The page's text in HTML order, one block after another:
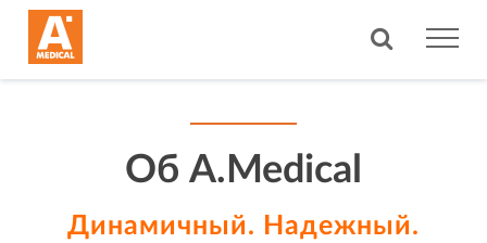
Об A.Medical
Динамичный. Надежный.